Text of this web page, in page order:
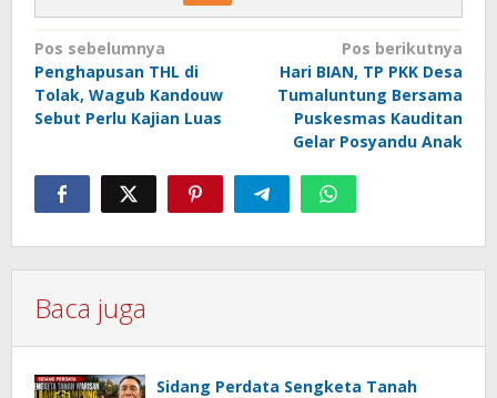
Navigasi
pos
Pos sebelumnya
Penghapusan THL di
Tolak, Wagub Kandouw
Sebut Perlu Kajian Luas
Pos berikutnya
Hari BIAN, TP PKK Desa
Tumaluntung Bersama
Puskesmas Kauditan
Gelar Posyandu Anak
Baca juga
Sidang Perdata Sengketa Tanah